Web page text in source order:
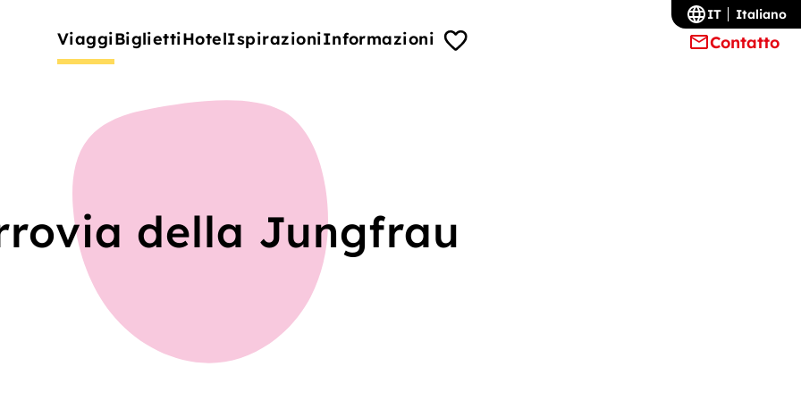
ViaggiBigliettiHotelIspirazioniInformazioni Contatto
IT Italiano
della Jungfrau